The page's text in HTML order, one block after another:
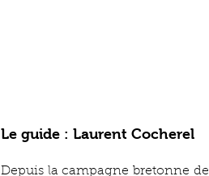
Le guide : Laurent Cocherel
Depuis la campagne bretonne